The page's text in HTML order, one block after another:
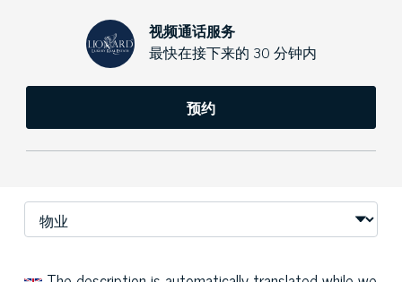
视频通话服务
最快在接下来的 30 分钟内
预约